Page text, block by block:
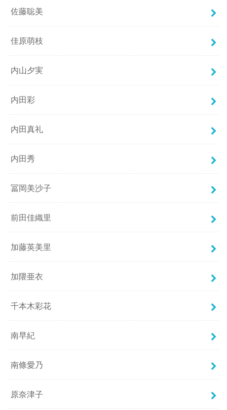
佐藤聡美
佳原萌枝
内山夕実
内田彩
内田真礼
内田秀
冨岡美沙子
前田佳織里
加藤英美里
加隈亜衣
千本木彩花
南早紀
南條愛乃
原奈津子